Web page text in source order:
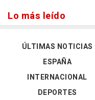
Lo más leído
ÚLTIMAS NOTICIAS
ESPAÑA
INTERNACIONAL
DEPORTES